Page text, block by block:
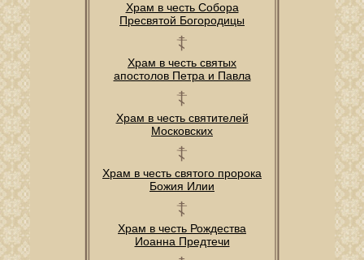
Храм в честь Собора
Пресвятой Богородицы
Храм в честь святых
апостолов Петра и Павла
Храм в честь святителей
Московских
Храм в честь святого пророка
Божия Илии
Храм в честь Рождества
Иоанна Предтечи